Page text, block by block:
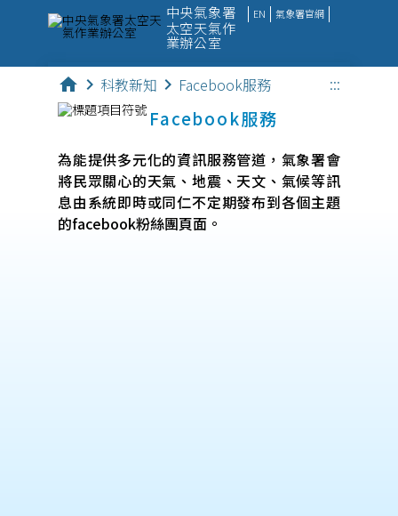
中央氣象署
太空天氣作
業辦公室
EN 氣象署官網
太空天氣
監測數據
預報產品
home chevron_right 科教新知 chevron_right Facebook服務 :::
Facebook服務
為能提供多元化的資訊服務管道，氣象署會
將民眾關心的天氣、地震、天文、氣候等訊
息由系統即時或同仁不定期發布到各個主題
的facebook粉絲團頁面。